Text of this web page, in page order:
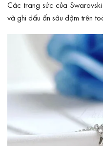
Các trang sức của
và ghi dấu ấn sâu đậm trên